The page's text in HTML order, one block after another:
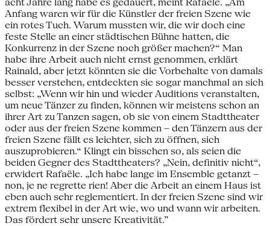
Anfang waren wir für die Künstler der freien Szene wie
ein rotes Tuch. Warum mussten wir, die wir doch eine
feste Stelle an einer städtischen Bühne hatten, die
Konkurrenz in der Szene noch größer machen?“ Man
habe ihre Arbeit auch nicht ernst genommen, erklärt
Rainald, aber jetzt könnten sie die Vorbehalte von damals
besser verstehen, entdeckten sie sogar manchmal an sich
selbst: „Wenn wir hin und wieder Auditions veranstalten,
um neue Tänzer zu finden, können wir meistens schon an
ihrer Art zu Tanzen sagen, ob sie von einem Stadttheater
oder aus der freien Szene kommen – den Tänzern aus der
freien Szene fällt es leichter, sich zu öffnen, sich
auszuprobieren.“ Klingt ein bisschen so, als seien die
beiden Gegner des Stadttheaters? „Nein, definitiv nicht“,
erwidert Rafaële. „Ich habe lange im Ensemble getanzt –
non, je ne regrette rien! Aber die Arbeit an einem Haus ist
eben auch sehr reglementiert. In der freien Szene sind wir
extrem flexibel in der Art wie, wo und wann wir arbeiten.
Das fördert sehr unsere Kreativität.”